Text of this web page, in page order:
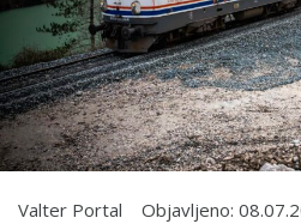
Valter Portal Objavljeno: